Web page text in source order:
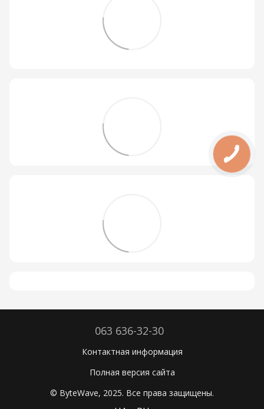
063 636-32-30
Контактная информация
Полная версия сайта
© ByteWave, 2025. Все права защищены.